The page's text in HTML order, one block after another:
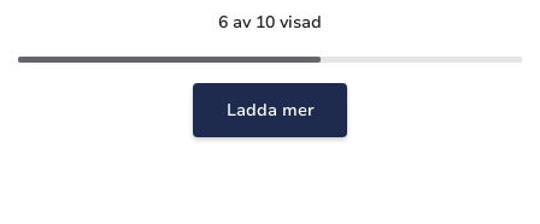
6 av 10 visad
Ladda mer